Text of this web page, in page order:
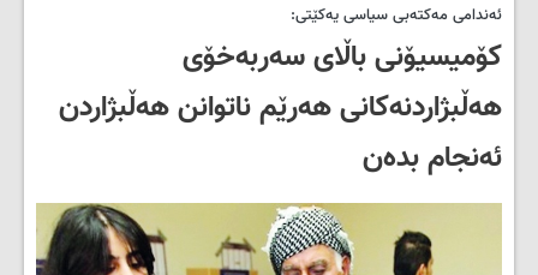
ئەندامى مەکتەبى سیاسی یەکێتى:
کۆمیسیۆنى باڵاى سه‌ربه‌خۆى
هه‌ڵبژاردنه‌کانى هه‌رێم ناتوانن هه‌ڵبژاردن
ئه‌نجام بده‌ن